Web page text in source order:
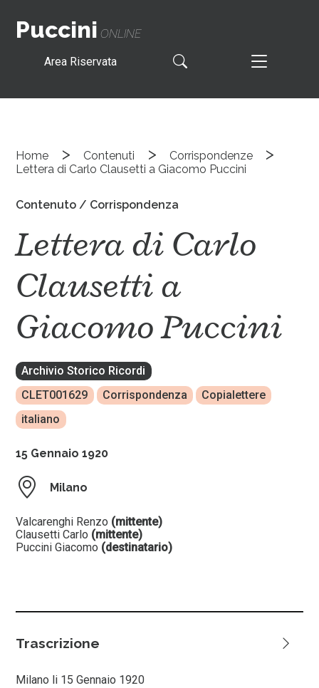
Puccini ONLINE
Area Riservata
Home > Contenuti > Corrispondenze >
Lettera di Carlo Clausetti a Giacomo Puccini
Contenuto / Corrispondenza
Lettera di Carlo
Clausetti a
Giacomo Puccini
Archivio Storico Ricordi
CLET001629
Corrispondenza
Copialettere
italiano
15 Gennaio 1920
Milano
Valcarenghi Renzo (mittente)
Clausetti Carlo (mittente)
Puccini Giacomo (destinatario)
Trascrizione
Milano li 15 Gennaio 1920